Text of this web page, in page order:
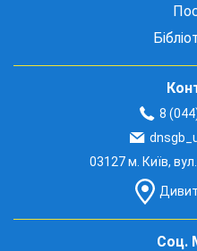
8
03127 м. Київ,
Соц.